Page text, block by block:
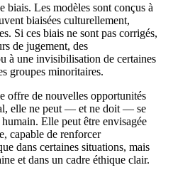
biais. Les modèles sont conçus à
biaisées culturellement,
Si ces biais ne sont pas corrigés,
de jugement, des
à une invisibilisation de certaines
groupes minoritaires.
offre de nouvelles opportunités
elle ne peut — et ne doit — se
Elle peut être envisagée
capable de renforcer
dans certaines situations, mais
et dans un cadre éthique clair.